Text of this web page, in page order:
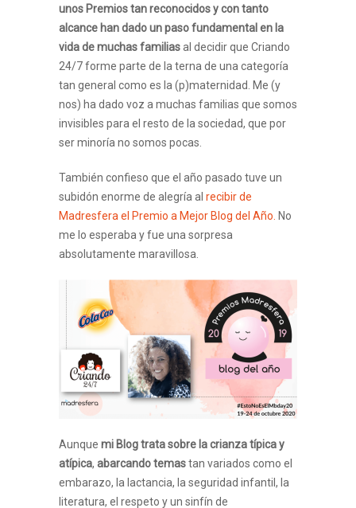
unos Premios tan reconocidos y con tanto
alcance han dado un paso fundamental en la
vida de muchas familiasal decidir que Criando
24/7 forme parte de la terna de una categoría
tan general como es la (p)maternidad. Me (y
nos) ha dado voz a muchas familias que somos
invisibles para el resto de la sociedad, que por
ser minoría no somos pocas.
También confieso que el año pasado tuve un
subidón enorme de alegría al recibir de
Madresfera el Premio a Mejor Blog del Año. No
me lo esperaba y fue una sorpresa
absolutamente maravillosa.
Aunque mi Blog trata sobre la crianza típica y
atípica, abarcando temastan variados como el
embarazo, la lactancia, la seguridad infantil, la
literatura, el respeto y un sinfín de